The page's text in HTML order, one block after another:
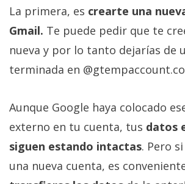
La primera, es crearte una
Gmail. Te puede pedir que te
nueva y por lo tanto dejarías de
terminada en
Aunque Google haya colocado
externo en tu cuenta, tus datos
siguen estando intactas. Pero
una nueva cuenta, es